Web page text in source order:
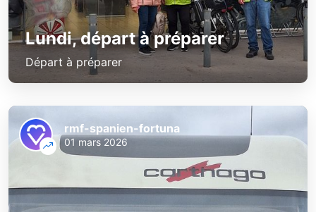
Lundi, départ à préparer
Départ à préparer
rmf-spanien-fortuna
01 mars 2026